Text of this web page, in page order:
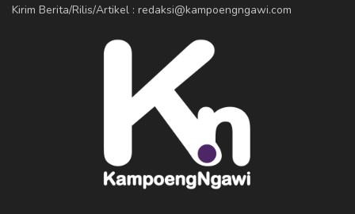
Kirim Berita/Rilis/Artikel : redaksi@kampoengngawi.com